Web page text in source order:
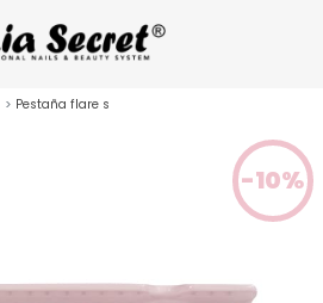
Pestaña flare s
-10%